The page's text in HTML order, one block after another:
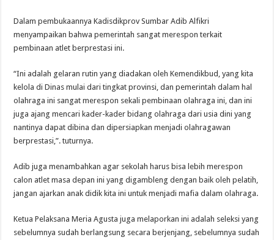
Dalam pembukaannya Kadisdikprov Sumbar Adib Alfikri
menyampaikan bahwa pemerintah sangat merespon terkait
pembinaan atlet berprestasi ini.
“Ini adalah gelaran rutin yang diadakan oleh Kemendikbud, yang kita
kelola di Dinas mulai dari tingkat provinsi, dan pemerintah dalam hal
olahraga ini sangat merespon sekali pembinaan olahraga ini, dan ini
juga ajang mencari kader-kader bidang olahraga dari usia dini yang
nantinya dapat dibina dan dipersiapkan menjadi olahragawan
berprestasi,”. tuturnya.
Adib juga menambahkan agar sekolah harus bisa lebih merespon
calon atlet masa depan ini yang digambleng dengan baik oleh pelatih,
jangan ajarkan anak didik kita ini untuk menjadi mafia dalam olahraga.
Ketua Pelaksana Meria Agusta juga melaporkan ini adalah seleksi yang
sebelumnya sudah berlangsung secara berjenjang, sebelumnya sudah